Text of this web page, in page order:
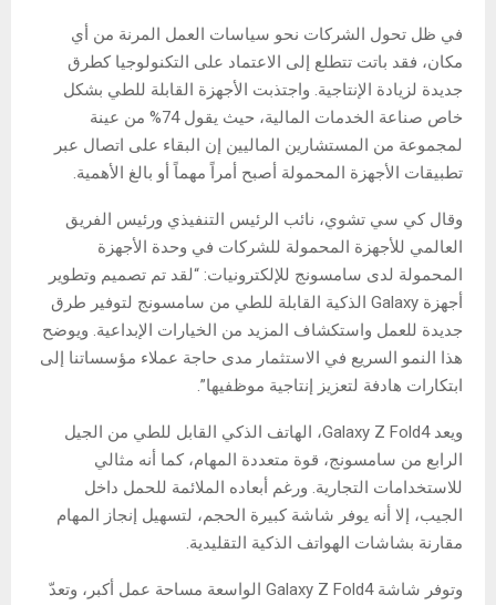
في ظل تحول الشركات نحو سياسات العمل المرنة من أي
مكان، فقد باتت تتطلع إلى الاعتماد على التكنولوجيا كطرق
جديدة لزيادة الإنتاجية. واجتذبت الأجهزة القابلة للطي بشكل
خاص صناعة الخدمات المالية، حيث يقول 74% من عينة
لمجموعة من المستشارين الماليين إن البقاء على اتصال عبر
تطبيقات الأجهزة المحمولة أصبح أمراً مهماً أو بالغ الأهمية.
وقال كي سي تشوي، نائب الرئيس التنفيذي ورئيس الفريق
العالمي للأجهزة المحمولة للشركات في وحدة الأجهزة
المحمولة لدى سامسونج للإلكترونيات: “لقد تم تصميم وتطوير
أجهزة Galaxy الذكية القابلة للطي من سامسونج لتوفير طرق
جديدة للعمل واستكشاف المزيد من الخيارات الإبداعية. ويوضح
هذا النمو السريع في الاستثمار مدى حاجة عملاء مؤسساتنا إلى
ابتكارات هادفة لتعزيز إنتاجية موظفيها”.
ويعد Galaxy Z Fold4، الهاتف الذكي القابل للطي من الجيل
الرابع من سامسونج، قوة متعددة المهام، كما أنه مثالي
للاستخدامات التجارية. ورغم أبعاده الملائمة للحمل داخل
الجيب، إلا أنه يوفر شاشة كبيرة الحجم، لتسهيل إنجاز المهام
مقارنة بشاشات الهواتف الذكية التقليدية.
وتوفر شاشة Galaxy Z Fold4 الواسعة مساحة عمل أكبر، وتعدّ